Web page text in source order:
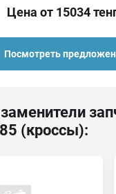
Цена от 15034
Посмотреть
(кроссы):